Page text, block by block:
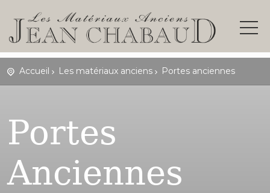
Accueil Les matériaux anciens Portes anciennes
Portes
Anciennes